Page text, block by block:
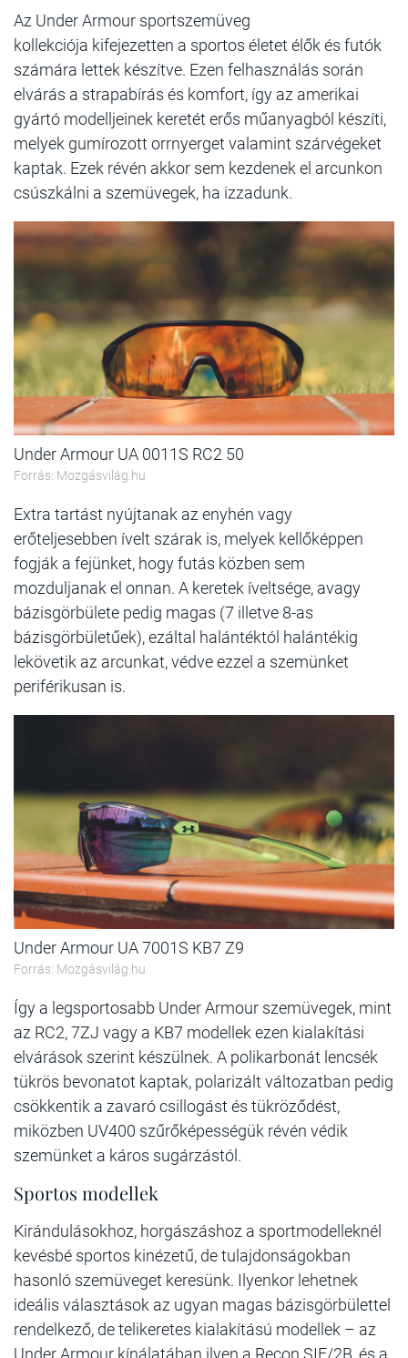
Az Under Armour sportszemüveg
kollekciója kifejezetten a sportos életet élők és futók
számára lettek készítve. Ezen felhasználás során
elvárás a strapabírás és komfort, így az amerikai
gyártó modelljeinek keretét erős műanyagból készíti,
melyek gumírozott orrnyerget valamint szárvégeket
kaptak. Ezek révén akkor sem kezdenek el arcunkon
csúszkálni a szemüvegek, ha izzadunk.
Under Armour UA 0011S RC2 50
Forrás: Mozgásvilág.hu
Extra tartást nyújtanak az enyhén vagy
erőteljesebben ívelt szárak is, melyek kellőképpen
fogják a fejünket, hogy futás közben sem
mozduljanak el onnan. A keretek íveltsége, avagy
bázisgörbülete pedig magas (7 illetve 8-as
bázisgörbületűek), ezáltal halántéktól halántékig
lekövetik az arcunkat, védve ezzel a szemünket
periférikusan is.
Under Armour UA 7001S KB7 Z9
Forrás: Mozgásvilág.hu
Így a legsportosabb Under Armour szemüvegek, mint
az RC2, 7ZJ vagy a KB7 modellek ezen kialakítási
elvárások szerint készülnek. A polikarbonát lencsék
tükrös bevonatot kaptak, polarizált változatban pedig
csökkentik a zavaró csillogást és tükröződést,
miközben UV400 szűrőképességük révén védik
szemünket a káros sugárzástól.
Sportos modellek
Kirándulásokhoz, horgászáshoz a sportmodelleknél
kevésbé sportos kinézetű, de tulajdonságokban
hasonló szemüveget keresünk. Ilyenkor lehetnek
ideális választások az ugyan magas bázisgörbülettel
rendelkező, de telikeretes kialakítású modellek – az
Under Armour kínálatában ilyen a Recon SIF/2B, és a